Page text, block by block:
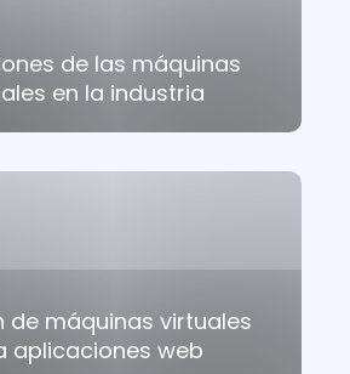
de las máquinas
en la industria
de máquinas virtuales
aplicaciones web